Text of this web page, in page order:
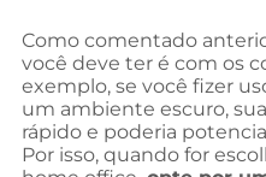
Como comentado
você deve ter é com os
exemplo, se você fizer
um ambiente escuro,
rápido e poderia
Por isso, quando for